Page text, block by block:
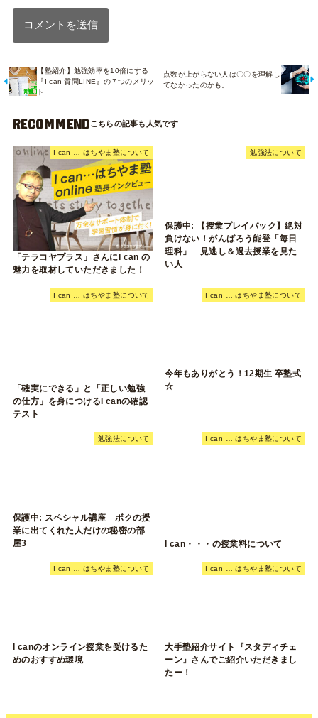
【塾紹介】勉強効率を10倍にする
『I can 質問LINE』の７つのメリッ
ト
点数が上がらない人は〇〇を理解し
てなかったのかも。
RECOMMEND
I can … はちやま塾について
「テラコヤプラス」さんにI can の
魅力を取材していただきました！
勉強法について
保護中: 【授業プレイバック】絶対
負けない！がんばろう能登「毎日
理科」 見逃し＆過去授業を見た
い人
I can … はちやま塾について
「確実にできる」と「正しい勉強
の仕方」を身につけるI canの確認
テスト
I can … はちやま塾について
今年もありがとう！12期生 卒塾式
☆
勉強法について
保護中: スペシャル講座 ボクの授
業に出てくれた人だけの秘密の部
屋3
I can … はちやま塾について
I can・・・の授業料について
I can … はちやま塾について
I canのオンライン授業を受けるた
めのおすすめ環境
I can … はちやま塾について
大手塾紹介サイト『スタディチェ
ーン』さんでご紹介いただきまし
たー！